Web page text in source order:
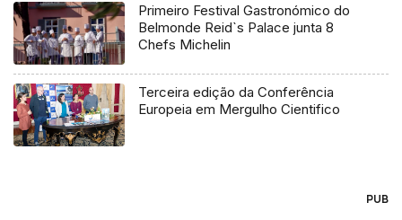
Primeiro Festival Gastronómico do
Belmonde Reid`s Palace junta 8
Chefs Michelin
Terceira edição da Conferência
Europeia em Mergulho Cientifico
PUB